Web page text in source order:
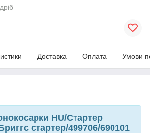
Доставка Оплата Умови
HU/Стартер
стартер/499706/690101